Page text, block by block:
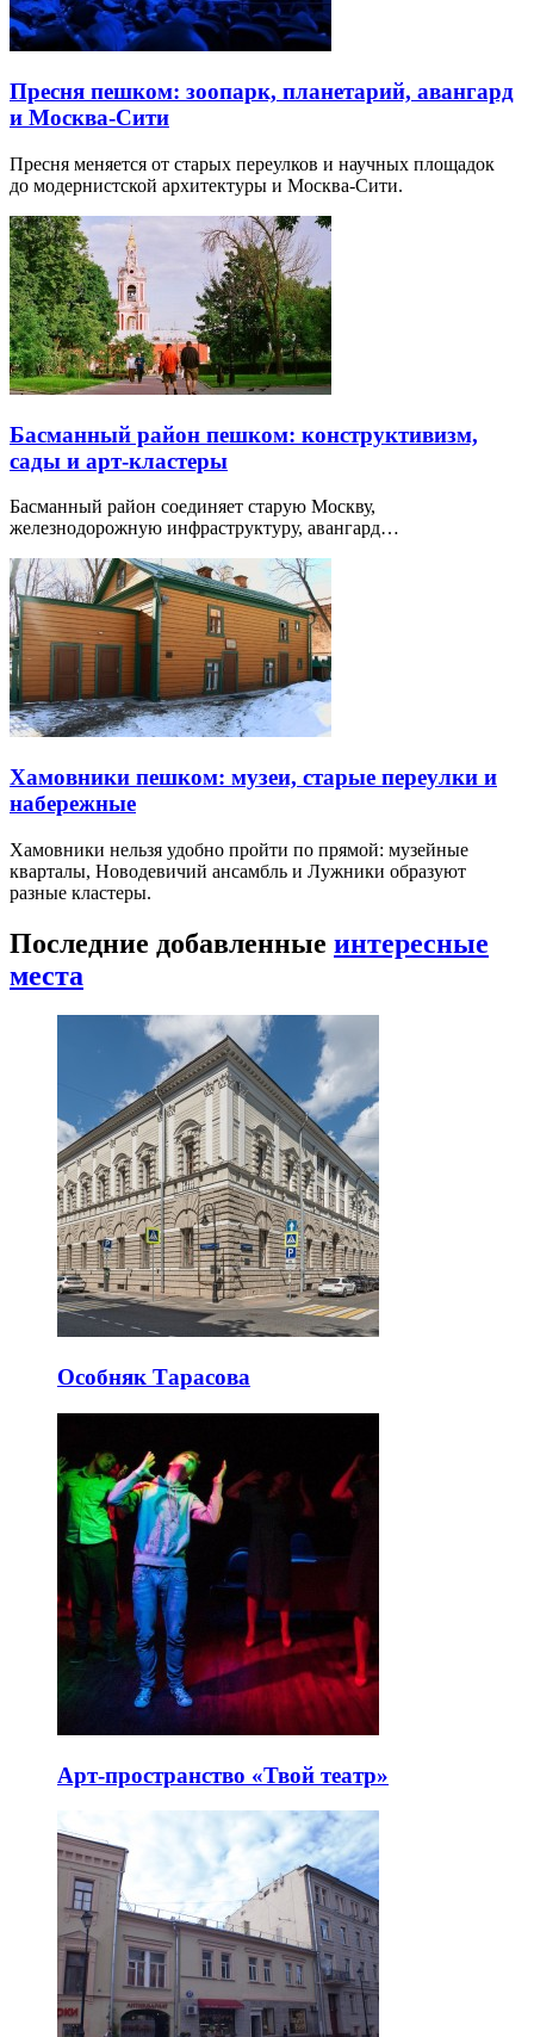
Где отметить день рождения ребенка в Москве —
10 лучших вариантов
Для празднования дня рождения ребенка в Москве можно
найти множество интересных мест…
Пресня пешком: зоопарк, планетарий, авангард
и Москва-Сити
Пресня меняется от старых переулков и научных площадок
до модернистской архитектуры и Москва-Сити.
Басманный район пешком: конструктивизм,
сады и арт-кластеры
Басманный район соединяет старую Москву,
железнодорожную инфраструктуру, авангард…
Хамовники пешком: музеи, старые переулки и
набережные
Хамовники нельзя удобно пройти по прямой: музейные
кварталы, Новодевичий ансамбль и Лужники образуют
разные кластеры.
Последние добавленныеинтересные
места
Особняк Тарасова